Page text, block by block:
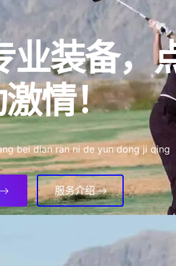
业装备，
情！
bei dian ran ni de yun dong ji qing
服务介绍